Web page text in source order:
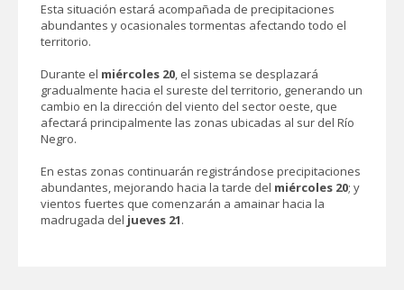
Esta situación estará acompañada de precipitaciones
abundantes y ocasionales tormentas afectando todo el
territorio.
Durante el miércoles 20, el sistema se desplazará
gradualmente hacia el sureste del territorio, generando un
cambio en la dirección del viento del sector oeste, que
afectará principalmente las zonas ubicadas al sur del Río
Negro.
En estas zonas continuarán registrándose precipitaciones
abundantes, mejorando hacia la tarde del miércoles 20; y
vientos fuertes que comenzarán a amainar hacia la
madrugada del jueves 21.